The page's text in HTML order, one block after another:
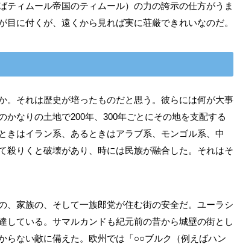
ティムール帝国のティムール）の力の誇示の仕方がうま
目に付くが、遠くから見れば実に荘厳できれいなのだ。
。それは歴史が培ったものだと思う。彼らには何が大事
かなりの土地で200年、300年ごとにその地を支配する
きはイラン系、あるときはアラブ系、モンゴル系、中
殺りくと破壊があり、時には民族が融合した。それはそ
、家族の、そして一族郎党が住む街の安全だ。ユーラシ
している。サマルカンドも紀元前の昔から城壁の街とし
らない敵に備えた。欧州では「○○ブルク（例えばハン